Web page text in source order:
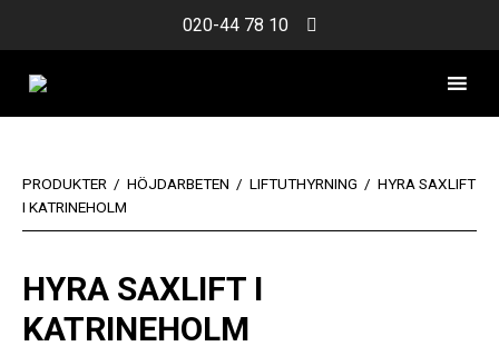
020-44 78 10
PRODUKTER / HÖJDARBETEN / LIFTUTHYRNING / HYRA SAXLIFT
I KATRINEHOLM
HYRA SAXLIFT I
KATRINEHOLM